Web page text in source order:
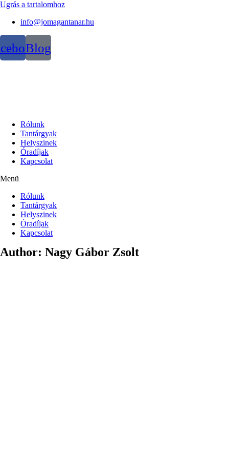
Ugrás a tartalomhoz
info@jomagantanar.hu
Blog
Rólunk
Tantárgyak
Helyszinek
Óradíjak
Kapcsolat
Menü
Rólunk
Tantárgyak
Helyszinek
Óradíjak
Kapcsolat
Author: Nagy Gábor Zsolt